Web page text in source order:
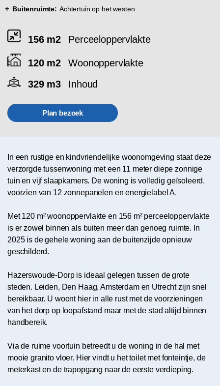
Buitenruimte: Achtertuin op het westen
156 m2 Perceeloppervlakte
120 m2
Woonoppervlakte
329 m3
Inhoud
Plan bezoek
In een rustige en kindvriendelijke woonomgeving staat deze
verzorgde tussenwoning met een 11 meter diepe zonnige
tuin en vijf slaapkamers. De woning is volledig geïsoleerd,
voorzien van 12 zonnepanelen en energielabel A.
Met 120 m² woonoppervlakte en 156 m² perceeloppervlakte
is er zowel binnen als buiten meer dan genoeg ruimte. In
2025 is de gehele woning aan de buitenzijde opnieuw
geschilderd.
Hazerswoude-Dorp is ideaal gelegen tussen de grote
steden. Leiden, Den Haag, Amsterdam en Utrecht zijn snel
bereikbaar. U woont hier in alle rust met de voorzieningen
van het dorp op loopafstand maar met de stad altijd binnen
handbereik.
Via de ruime voortuin betreedt u de woning in de hal met
mooie granito vloer. Hier vindt u het toilet met fonteintje, de
meterkast en de trapopgang naar de eerste verdieping.